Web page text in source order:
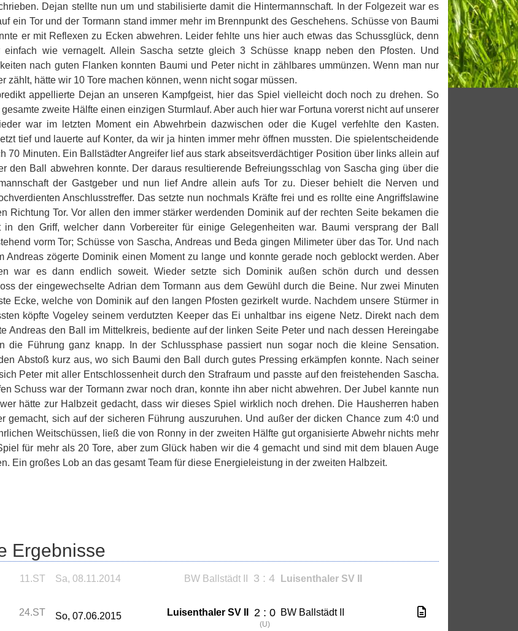
Dejan stellte nun um und stabilisierte damit die Hintermannschaft. In der Folgezeit war es
ein Tor und der Tormann stand immer mehr im Brennpunkt des Geschehens. Schüsse von Baumi
er mit Reflexen zu Ecken abwehren. Leider fehlte uns hier auch etwas das Schussglück, denn
einfach wie vernagelt. Allein Sascha setzte gleich 3 Schüsse knapp neben den Pfosten. Und
nach guten Flanken konnten Baumi und Peter nicht in zählbares ummünzen. Wenn man nur
zählt, hätte wir 10 Tore machen können, wenn nicht sogar müssen.
appellierte Dejan an unseren Kampfgeist, hier das Spiel vielleicht doch noch zu drehen. So
zweite Hälfte einen einzigen Sturmlauf. Aber auch hier war Fortuna vorerst nicht auf unserer
war im letzten Moment ein Abwehrbein dazwischen oder die Kugel verfehlte den Kasten.
tief und lauerte auf Konter, da wir ja hinten immer mehr öffnen mussten. Die spielentscheidende
70 Minuten. Ein Ballstädter Angreifer lief aus stark abseitsverdächtiger Position über links allein auf
den Ball abwehren konnte. Der daraus resultierende Befreiungsschlag von Sascha ging über die
der Gastgeber und nun lief Andre allein aufs Tor zu. Dieser behielt die Nerven und
Anschlusstreffer. Das setzte nun nochmals Kräfte frei und es rollte eine Angriffslawine
Richtung Tor. Vor allen den immer stärker werdenden Dominik auf der rechten Seite bekamen die
in den Griff, welcher dann Vorbereiter für einige Gelegenheiten war. Baumi versprang der Ball
vorm Tor; Schüsse von Sascha, Andreas und Beda gingen Milimeter über das Tor. Und nach
Andreas zögerte Dominik einen Moment zu lange und konnte gerade noch geblockt werden. Aber
war es dann endlich soweit. Wieder setzte sich Dominik außen schön durch und dessen
der eingewechselte Adrian dem Tormann aus dem Gewühl durch die Beine. Nur zwei Minuten
Ecke, welche von Dominik auf den langen Pfosten gezirkelt wurde. Nachdem unsere Stürmer in
köpfte Vogeley seinem verdutzten Keeper das Ei unhaltbar ins eigene Netz. Direkt nach dem
Andreas den Ball im Mittelkreis, bediente auf der linken Seite Peter und nach dessen Hereingabe
die Führung ganz knapp. In der Schlussphase passiert nun sogar noch die kleine Sensation.
Abstoß kurz aus, wo sich Baumi den Ball durch gutes Pressing erkämpfen konnte. Nach seiner
Peter mit aller Entschlossenheit durch den Strafraum und passte auf den freistehenden Sascha.
Schuss war der Tormann zwar noch dran, konnte ihn aber nicht abwehren. Der Jubel kannte nun
hätte zur Halbzeit gedacht, dass wir dieses Spiel wirklich noch drehen. Die Hausherren haben
gemacht, sich auf der sicheren Führung auszuruhen. Und außer der dicken Chance zum 4:0 und
Weitschüssen, ließ die von Ronny in der zweiten Hälfte gut organisierte Abwehr nichts mehr
für mehr als 20 Tore, aber zum Glück haben wir die 4 gemacht und sind mit dem blauen Auge
Ein großes Lob an das gesamt Team für diese Energieleistung in der zweiten Halbzeit.
Ergebnisse
11.ST Sa, 08.11.2014 BW Ballstädt II 3 : 4 Luisenthaler SV II
24.ST So, 07.06.2015 Luisenthaler SV II 2 : 0
(U)
BW Ballstädt II